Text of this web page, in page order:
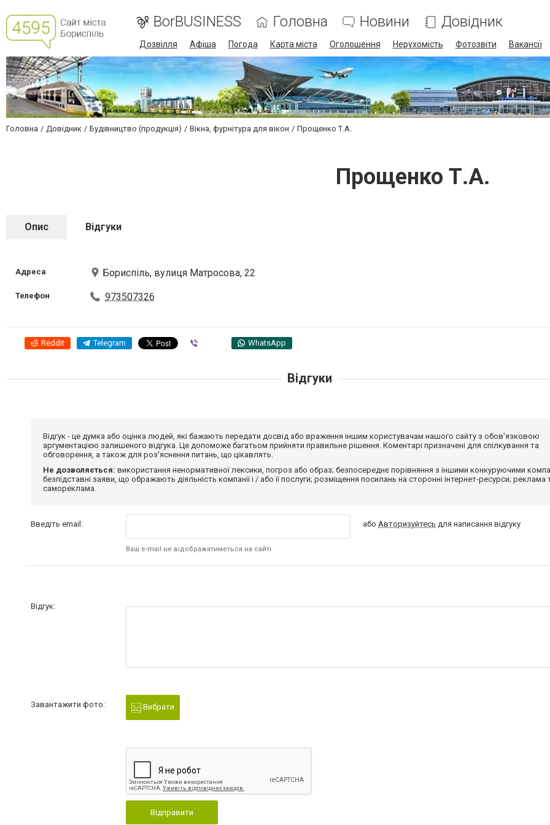
BorBUSINESS Головна Новини Довідник
Дозвілля Афіша Погода Карта міста Оголошення Нерухомість Фотозвіти Вакансії
Головна Довідник Будівництво (продукція) Вікна, фурнітура для вікон Прощенко Т.А.
Прощенко Т.А.
Опис Відгуки
Адреса Бориспіль, вулиця Матросова, 22
Телефон 973507326
Reddit Telegram WhatsApp
Відгуки
Відгук - це думка або оцінка людей, які бажають передати досвід або враження іншим користувачам нашого сайту з обов'язковою
аргументацією залишеного відгука. Це допоможе багатьом прийняти правильне рішення. Коментарі призначені для спілкування та
обговорення, а також для роз'яснення питань, що цікавлять.
Не дозволяється: використання ненормативної лексики, погроз або образ; безпосереднє порівняння з іншими конкуруючими
безпідставні заяви, що ображають діяльність компанії і / або її послуги; розміщення посилань на сторонні інтернет-ресурси; реклама
самореклама.
Введіть email:
Ваш e-mail не відображатиметься на сайті
абоАвторизуйтесь для написання відгуку
Відгук:
Завантажити фото: Вибрати
Відправити